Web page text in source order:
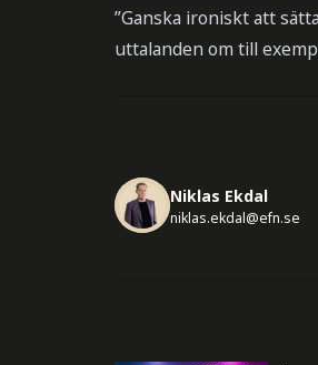
”Ganska ironiskt att
uttalanden om till
Niklas Ekdal
niklas.ekdal@efn.se